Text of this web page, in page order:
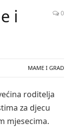
i
0
MAME I GRAD
roditelja
za djecu
mjesecima.